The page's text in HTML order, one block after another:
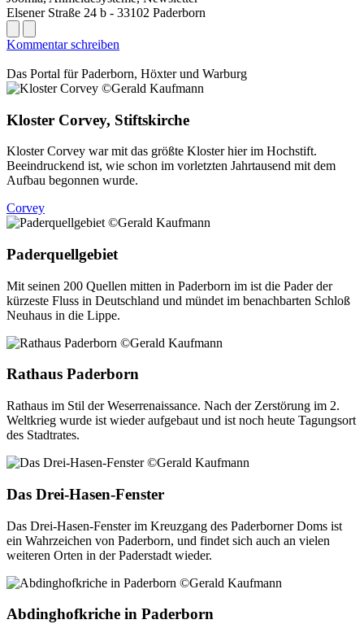
Elsener Straße 24 b - 33102 Paderborn
Kommentar schreiben
Das Portal fürPaderborn, Höxterund Warburg
Kloster Corvey, Stiftskirche
Kloster Corvey war mit das größte Kloster hier im Hochstift.
Beeindruckend ist, wie schon im vorletzten Jahrtausend mit dem
Aufbau begonnen wurde.
Corvey
Paderquellgebiet
Mit seinen 200 Quellen mitten in Paderborn im ist die Pader der
kürzeste Fluss in Deutschland und mündet im benachbarten Schloß
Neuhaus in die Lippe.
Rathaus Paderborn
Rathaus im Stil der Weserrenaissance. Nach der Zerstörung im 2.
Weltkrieg wurde ist wieder aufgebaut und ist noch heute Tagungsort
des Stadtrates.
Das Drei-Hasen-Fenster
Das Drei-Hasen-Fenster im Kreuzgang des Paderborner Doms ist
ein Wahrzeichen von Paderborn, und findet sich auch an vielen
weiteren Orten in der Paderstadt wieder.
Abdinghofkriche in Paderborn